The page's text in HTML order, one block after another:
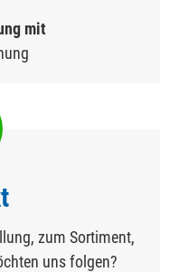
mit
zum Sortiment,
uns folgen?